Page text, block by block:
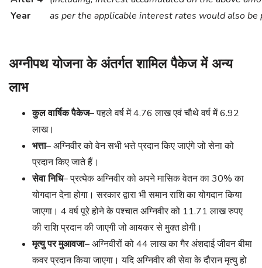
Year
as per the applicable interest rates would also be
अग्नीपथ योजना के अंतर्गत शामिल पैकेज में अन्य
लाभ
कुल वार्षिक पैकेज– पहले वर्ष में 4.76 लाख एवं चौथे वर्ष में 6.92
लाख।
भत्ता– अग्निवीर को वेन सभी भत्ते प्रदान किए जाएंगे जो सेना को
प्रदान किए जाते हैं।
सेवा निधि– प्रत्येक अग्निवीर को अपने मासिक वेतन का 30% का
योगदान देना होगा। सरकार द्वारा भी समान राशि का योगदान किया
जाएगा। 4 वर्ष पूरे होने के पश्चात अग्निवीर को 11.71 लाख रुपए
की राशि प्रदान की जाएगी जो आयकर से मुक्त होगी।
मृत्यु पर मुआवजा– अग्निवीरों को 44 लाख का गैर अंशदाई जीवन बीमा
कवर प्रदान किया जाएगा। यदि अग्निवीर की सेवा के दौरान मृत्यु हो